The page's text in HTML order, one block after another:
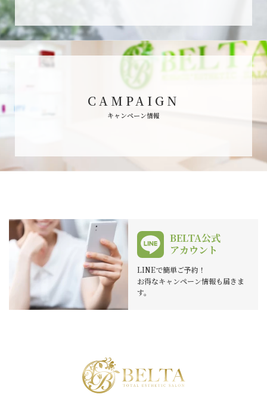
CAMPAIGN
キャンペーン情報
BELTA公式
アカウント
LINEで簡単ご予約！
お得なキャンペーン情報も届きま
す。